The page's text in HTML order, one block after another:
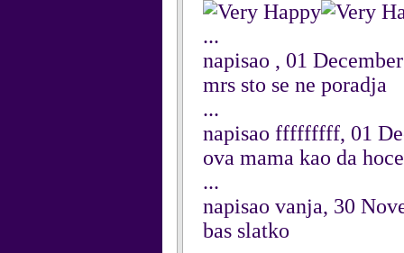
...
napisao , 01
mrs sto se ne poradja
...
napisao fffffffff, 01
ova mama kao da
...
napisao vanja, 30
bas slatko